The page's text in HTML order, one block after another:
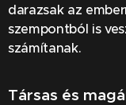
darazsak az
szempontból is
számítanak.
Társas és